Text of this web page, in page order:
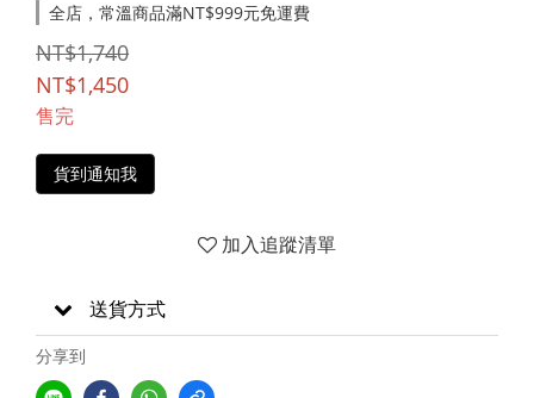
全店，常溫商品滿NT$999元免運費
NT$1,740
NT$1,450
售完
貨到通知我
加入追蹤清單
送貨方式
分享到